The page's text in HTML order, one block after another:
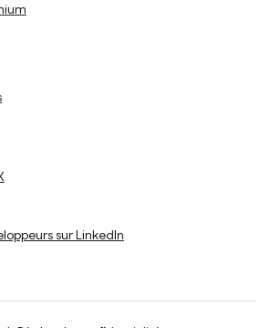
sur LinkedIn